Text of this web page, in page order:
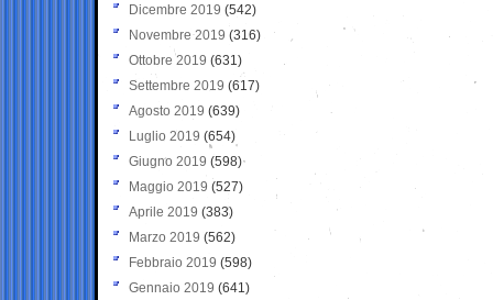
Dicembre 2019 (542)
Novembre 2019 (316)
Ottobre 2019 (631)
Settembre 2019 (617)
Agosto 2019 (639)
Luglio 2019 (654)
Giugno 2019 (598)
Maggio 2019 (527)
Aprile 2019 (383)
Marzo 2019 (562)
Febbraio 2019 (598)
Gennaio 2019 (641)